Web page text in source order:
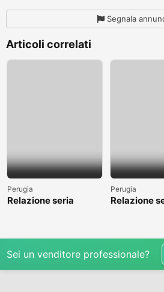
Segnala
Articoli correlati
Perugia
Relazione seria
Perugia
Relazione
Sei un venditore professionale?